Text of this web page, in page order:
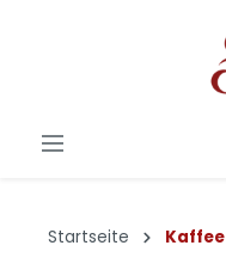
Startseite Kaffee